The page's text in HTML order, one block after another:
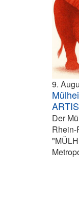
9.
ARTIS
Der
Rhein-